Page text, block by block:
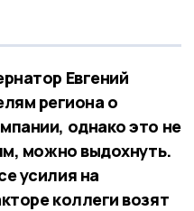
Евгений
региона о
однако это не
можно выдохнуть.
усилия на
коллеги возят